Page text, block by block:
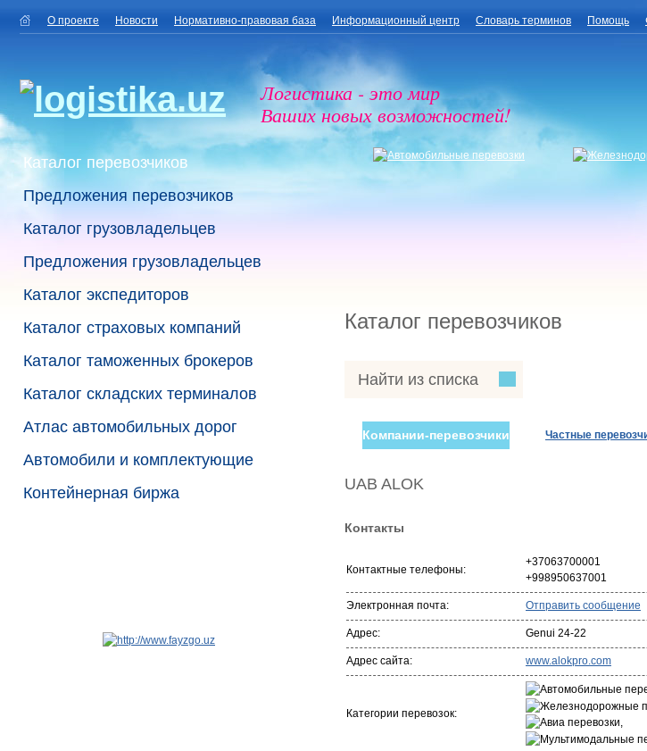
О проекте Новости Нормативно-правовая база Информационный центр Словарь терминов Помощь
Логистика - это мир
Ваших новых возможностей!
Каталог перевозчиков
Предложения перевозчиков
Каталог грузовладельцев
Предложения грузовладельцев
Каталог экспедиторов
Каталог страховых компаний
Каталог таможенных брокеров
Каталог складских терминалов
Атлас автомобильных дорог
Автомобили и комплектующие
Контейнерная биржа
Каталог перевозчиков
Найти из списка
Компании-перевозчики Частные
UAB ALOK
Контакты
Контактные телефоны:
+37063700001
+998950637001
Электронная почта: Отправить сообщение
Адрес: Genui 24-22
Адрес сайта: www.alokpro.com
Категории перевозок: